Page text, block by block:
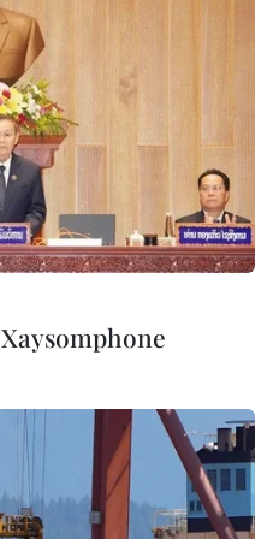
Việt trên
giữa
dành
sỹ